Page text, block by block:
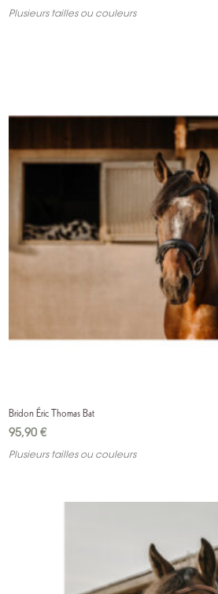
Plusieurs tailles ou couleurs
Bridon Éric Thomas Bat
95,90€
Plusieurs tailles ou couleurs